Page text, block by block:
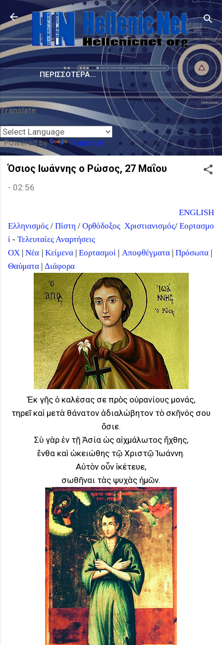
Μετάβαση στο κύριο περιεχόμενο
ΠΕΡΙΣΣΌΤΕΡΑ…
Translate
Powered by Translate
Όσιος Ιωάννης ο Ρώσος, 27 Μαΐου
- 02:56
ENGLISH
Ελληνισμός / Πίστη / Ορθόδοξος Χριστιανισμός/ Εορτασμο
ί - Τελευταίες Αναρτήσεις
ΟΧ |Νέα Κείμενα|Εορτασμοί Αποφθέγματα| Πρόσωπα|
Θαύματα Διάφορα
Ἐκ γῆς ὁ καλέσας σε πρὸς οὐρανίους μονάς,
τηρεῖ καὶ μετὰ θάνατον ἀδιαλώβητον τὸ σκῆνός σου
ὅσιε.
Σὺ γὰρ ἐν τῇ Ἀσία ὡς αἰχμάλωτος ἤχθης,
ἔνθα καὶ ὠκειώθης τῷ Χριστῷ Ἰωάννη.
Αὐτὸν οὖν ἱκέτευε,
σωθῆναι τὰς ψυχὰς ἡμῶν.